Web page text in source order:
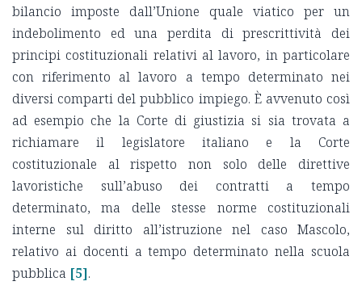
bilancio imposte dall’Unione quale viatico per un
indebolimento ed una perdita di prescrittività dei
principi costituzionali relativi al lavoro, in particolare
con riferimento al lavoro a tempo determinato nei
diversi comparti del pubblico impiego. È avvenuto così
ad esempio che la Corte di giustizia si sia trovata a
richiamare il legislatore italiano e la Corte
costituzionale al rispetto non solo delle direttive
lavoristiche sull’abuso dei contratti a tempo
determinato, ma delle stesse norme costituzionali
interne sul diritto all’istruzione nel caso Mascolo,
relativo ai docenti a tempo determinato nella scuola
pubblica [5].